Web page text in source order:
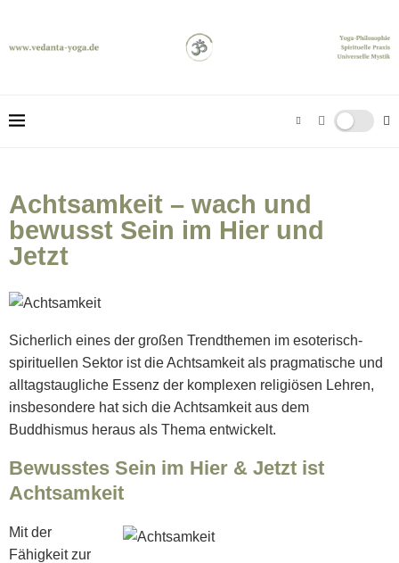
Achtsamkeit – wach und
bewusst Sein im Hier und
Jetzt
Sicherlich eines der großen Trendthemen im esoterisch-
spirituellen Sektor ist die Achtsamkeit als pragmatische und
alltagstaugliche Essenz der komplexen religiösen Lehren,
insbesondere hat sich die Achtsamkeit aus dem
Buddhismus heraus als Thema entwickelt.
Bewusstes Sein im Hier & Jetzt ist
Achtsamkeit
Mit der
Fähigkeit zur